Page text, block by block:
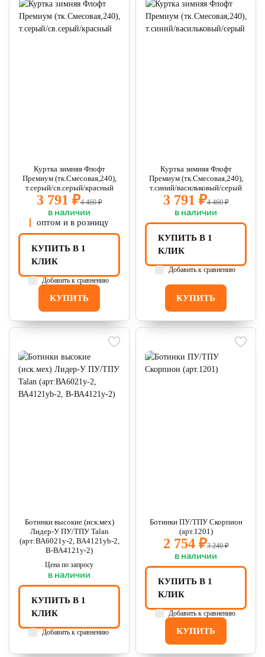
Куртка зимняя Флофт
Премиум (тк.Смесовая,240),
т.серый/св.серый/красный
3 791 ₽4 460 ₽
в наличии
оптом и в розницу
КУПИТЬ
КУПИТЬ В 1
КЛИК
Добавить к сравнению
Куртка зимняя Флофт
Премиум (тк.Смесовая,240),
т.синий/васильковый/серый
3 791 ₽4 460 ₽
в наличии
КУПИТЬ
КУПИТЬ В 1
КЛИК
Добавить к сравнению
Ботинки высокие (иск.мех)
Лидер-У ПУ/ТПУ Talan
(арт:ВА6021у-2, ВА4121уb-2,
В-ВА4121у-2)
Цена по запросу
в наличии
КУПИТЬ В 1
КЛИК
Добавить к сравнению
Ботинки ПУ/ТПУ Скорпион
(арт.1201)
2 754 ₽3 240 ₽
в наличии
КУПИТЬ
КУПИТЬ В 1
КЛИК
Добавить к сравнению